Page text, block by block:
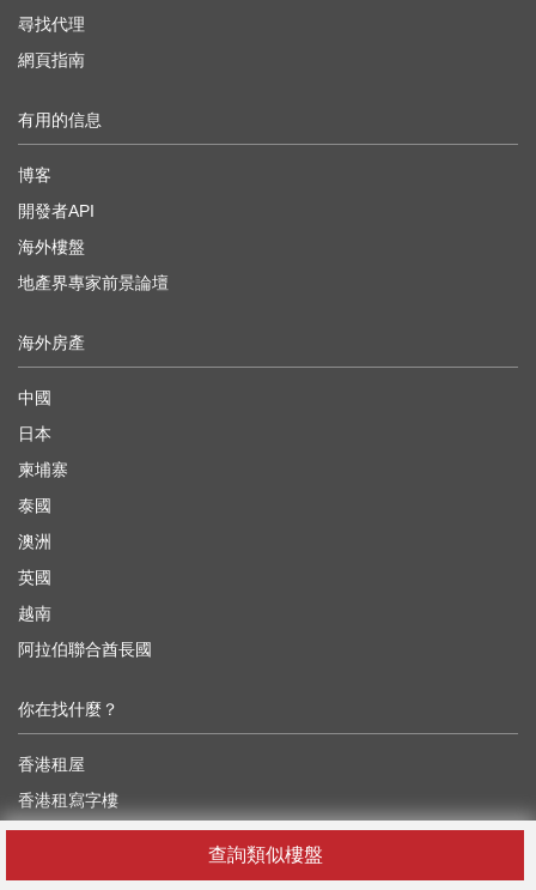
查詢類似樓盤
尋找代理
網頁指南
有用的信息
博客
開發者API
海外樓盤
地產界專家前景論壇
海外房產
中國
日本
柬埔寨
泰國
澳洲
英國
越南
阿拉伯聯合酋長國
你在找什麼？
香港租屋
香港租寫字樓
香港租工業樓